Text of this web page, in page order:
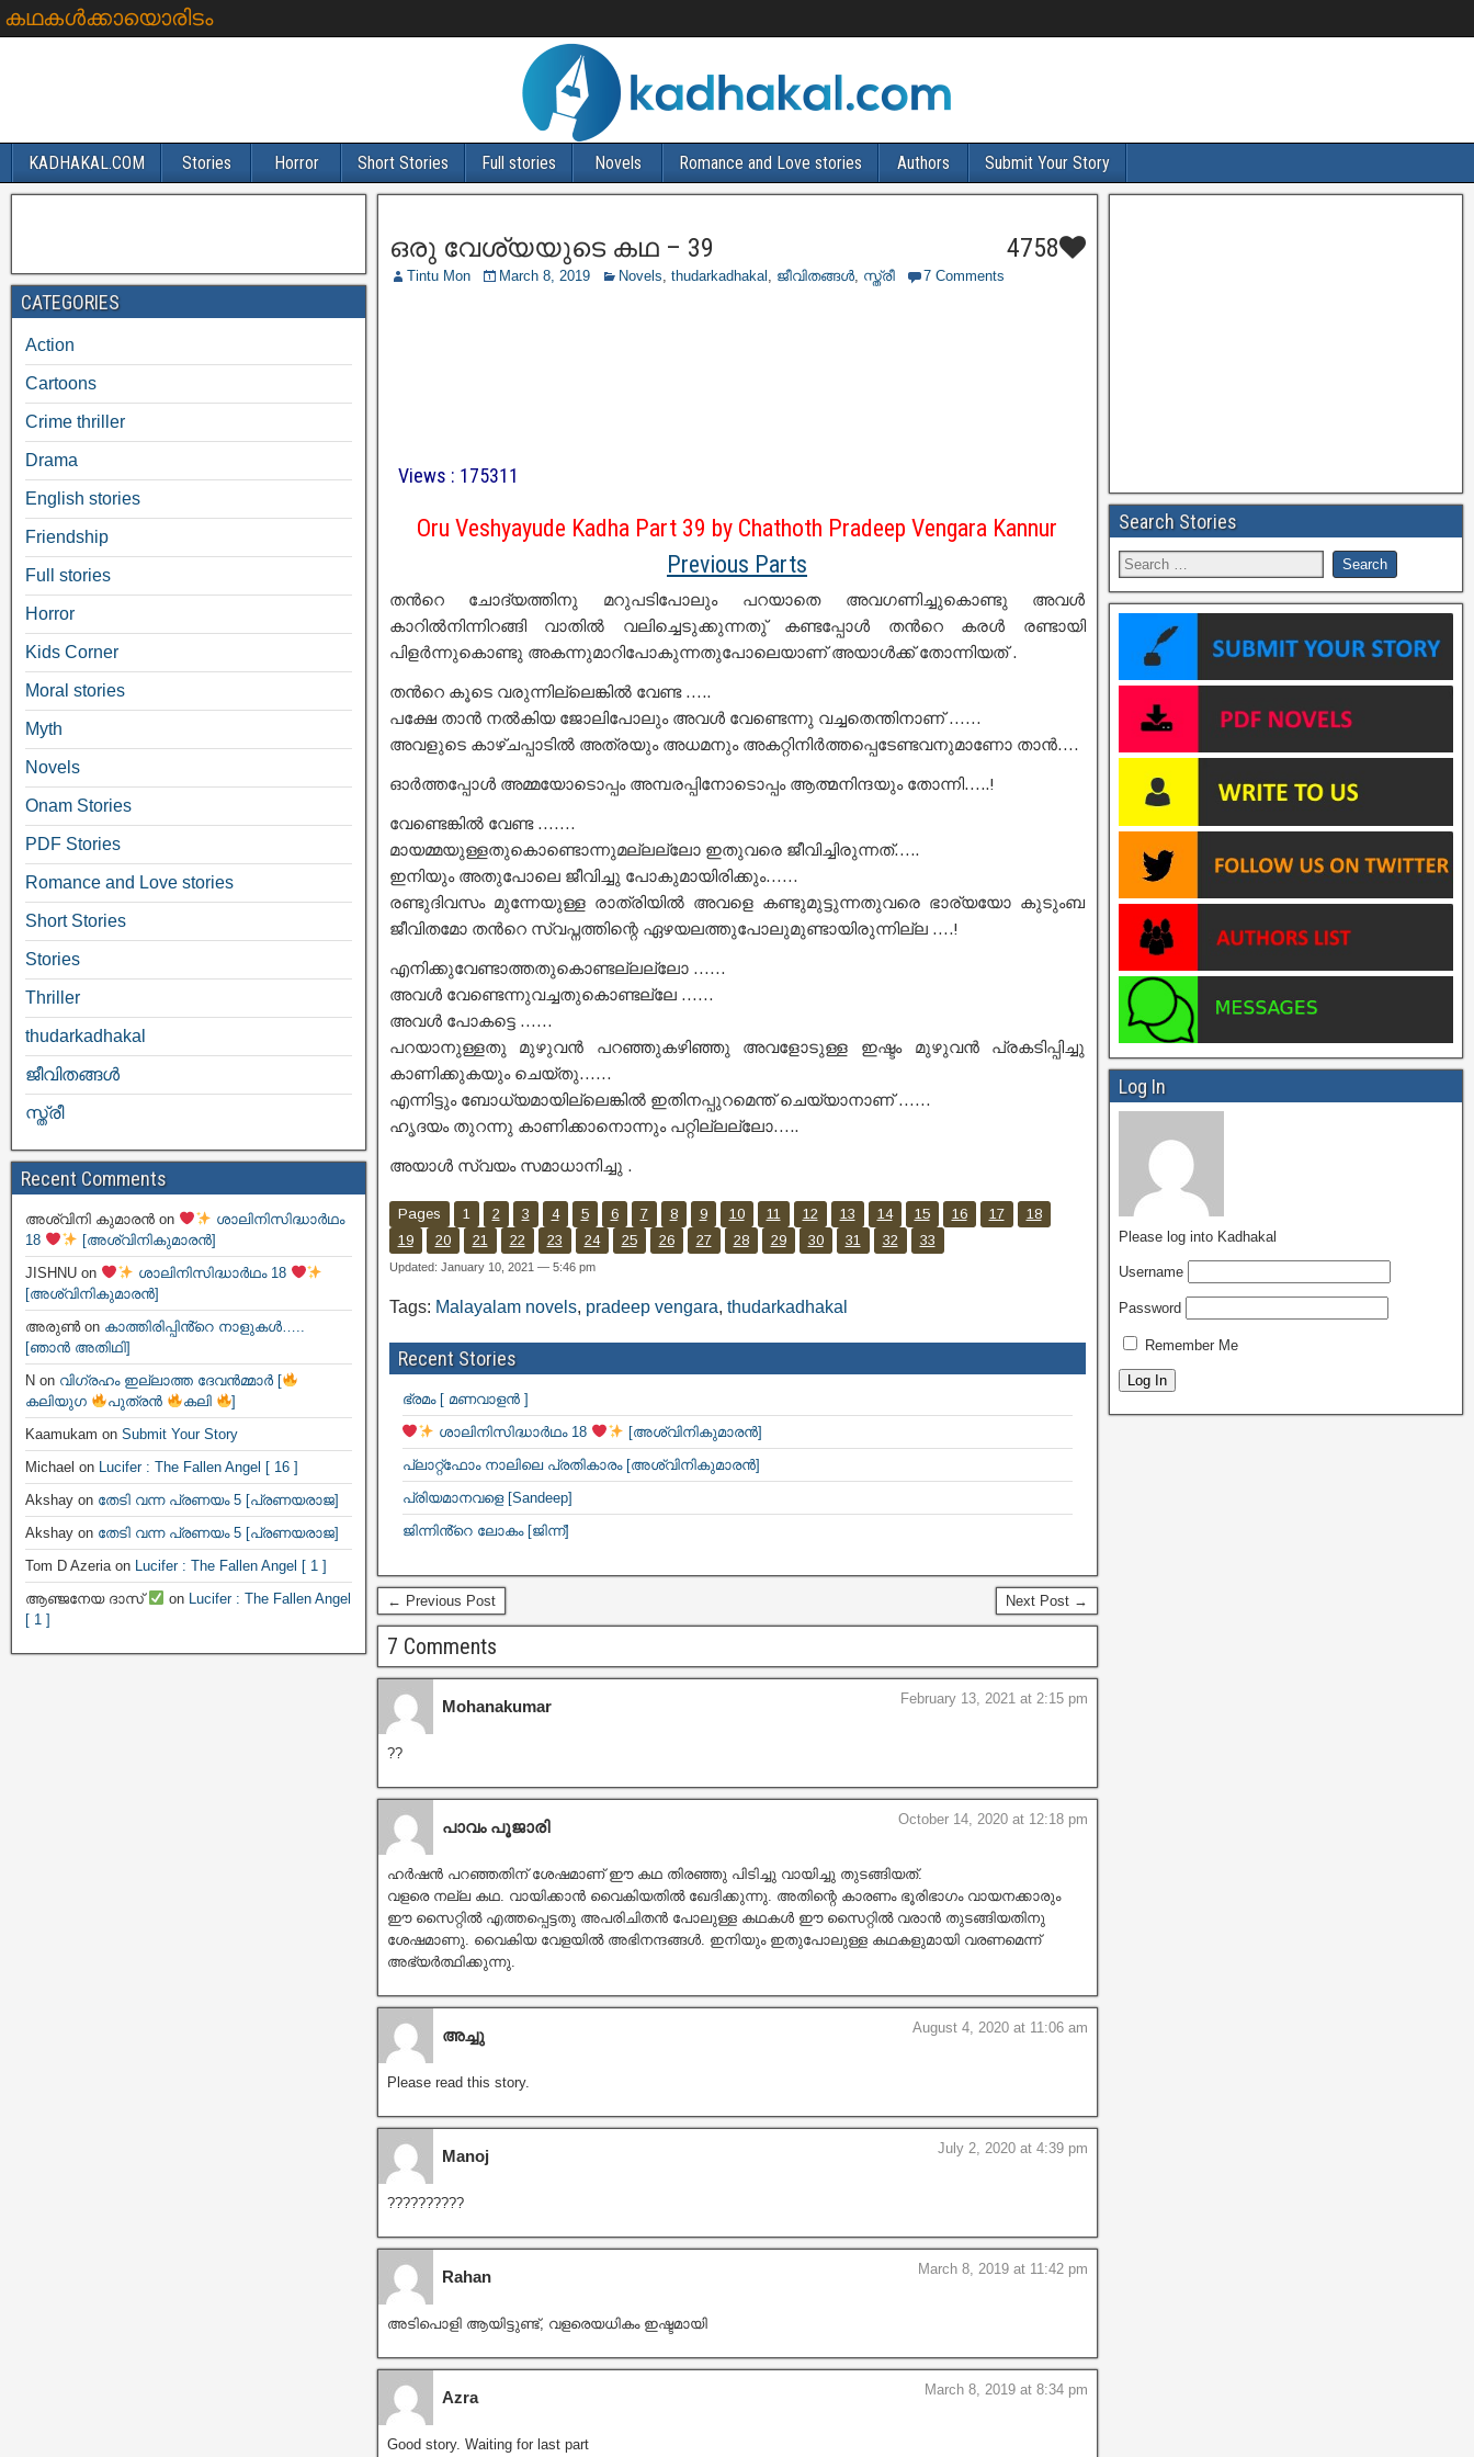
കഥകൾക്കായൊരിടം
KADHAKAL.COM Stories Horror Short Stories Full stories Novels Romance and Love stories Authors Submit Your Story
ഒരു വേശ്യയുടെ കഥ – 39 4758
Tintu Mon March 8, 2019 Novels, thudarkadhakal , ജീവിതങ്ങള്‍, സ്ത്രീ 7 Comments
Views : 175311
Oru Veshyayude Kadha Part 39 by Chathoth Pradeep Vengara Kannur
Previous Parts
തൻറെ ചോദ്യത്തിനു മറുപടിപോലും പറയാതെ അവഗണിച്ചുകൊണ്ടു അവൾ
കാറിൽനിന്നിറങ്ങി വാതിൽ വലിച്ചെടുക്കുന്നതു് കണ്ടപ്പോൾ തൻറെ കരൾ രണ്ടായി
പിളർന്നുകൊണ്ടു അകന്നുമാറിപോകുന്നതുപോലെയാണ് അയാൾക്ക് തോന്നിയത് .
തൻറെ കൂടെ വരുന്നില്ലെങ്കിൽ വേണ്ട …..
പക്ഷേ താൻ നൽകിയ ജോലിപോലും അവൾ വേണ്ടെന്നു വച്ചതെന്തിനാണ് ……
അവളുടെ കാഴ്ചപ്പാടിൽ അത്രയും അധമനും അകറ്റിനിർത്തപ്പെടേണ്ടവനുമാണോ താൻ….
ഓർത്തപ്പോൾ അമ്മയോടൊപ്പം അമ്പരപ്പിനോടൊപ്പം ആത്മനിന്ദയും തോന്നി…..!
വേണ്ടെങ്കിൽ വേണ്ട …….
മായമ്മയുള്ളതുകൊണ്ടൊന്നുമല്ലല്ലോ ഇതുവരെ ജീവിച്ചിരുന്നത്…..
ഇനിയും അതുപോലെ ജീവിച്ചു പോകുമായിരിക്കും……
രണ്ടുദിവസം മുന്നേയുള്ള രാത്രിയിൽ അവളെ കണ്ടുമുട്ടുന്നതുവരെ ഭാര്യയോ കുടുംബ
ജീവിതമോ തൻറെ സ്വപ്നത്തിന്റെ ഏഴയലത്തുപോലുമുണ്ടായിരുന്നില്ല ….!
എനിക്കുവേണ്ടാത്തതുകൊണ്ടല്ലല്ലോ ……
അവൾ വേണ്ടെന്നുവച്ചതുകൊണ്ടല്ലേ ……
അവൾ പോകട്ടെ ……
പറയാനുള്ളതു മുഴുവൻ പറഞ്ഞുകഴിഞ്ഞു അവളോടുള്ള ഇഷ്ടം മുഴുവൻ പ്രകടിപ്പിച്ചു
കാണിക്കുകയും ചെയ്തു……
എന്നിട്ടും ബോധ്യമായില്ലെങ്കിൽ ഇതിനപ്പുറമെന്ത് ചെയ്യാനാണ് ……
ഹൃദയം തുറന്നു കാണിക്കാനൊന്നും പറ്റില്ലല്ലോ…..
അയാൾ സ്വയം സമാധാനിച്ചു .
Pages 1 2 3 4 5 6 7 8 9 10 11 12 13 14 15 16 17
18
19
20 21 22 23 24 25 26 27 28 29 30 31 32 33
Updated: January 10, 2021 — 5:46 pm
Tags: Malayalam novels, pradeep vengara, thudarkadhakal
Recent Stories
ഭ്രമം [ മണവാളൻ ]
ശാലിനിസിദ്ധാർഥം 18
[അശ്വിനികുമാരൻ]
പ്ലാറ്റ്ഫോം നാലിലെ പ്രതികാരം [അശ്വിനികുമാരൻ]
പ്രിയമാനവളെ [Sandeep]
ജിന്നിൻ്റെ ലോകം [ജിന്ന്]
← Previous Post Next Post →
7 Comments
Mohanakumar February 13, 2021 at 2:15 pm
??
പാവം പൂജാരി October 14, 2020 at 12:18 pm
ഹർഷൻ പറഞ്ഞതിന് ശേഷമാണ് ഈ കഥ തിരഞ്ഞു പിടിച്ചു വായിച്ചു തുടങ്ങിയത്.
വളരെ നല്ല കഥ. വായിക്കാൻ വൈകിയതിൽ ഖേദിക്കുന്നു. അതിന്റെ കാരണം ഭൂരിഭാഗം വായനക്കാരും
ഈ സൈറ്റിൽ എത്തപ്പെട്ടതു അപരിചിതൻ പോലുള്ള കഥകൾ ഈ സൈറ്റിൽ വരാൻ തുടങ്ങിയതിനു
ശേഷമാണു. വൈകിയ വേളയിൽ അഭിനന്ദങ്ങൾ. ഇനിയും ഇതുപോലുള്ള കഥകളുമായി വരണമെന്ന്
അഭ്യർത്ഥിക്കുന്നു.
അച്ചു August 4, 2020 at 11:06 am
Please read this story.
Manoj July 2, 2020 at 4:39 pm
??????????
Rahan March 8, 2019 at 11:42 pm
അടിപൊളി ആയിട്ടുണ്ട്, വളരെയധികം ഇഷ്ടമായി
Azra March 8, 2019 at 8:34 pm
Good story. Waiting for last part
CATEGORIES
Action
Cartoons
Crime thriller
Drama
English stories
Friendship
Full stories
Horror
Kids Corner
Moral stories
Myth
Novels
Onam Stories
PDF Stories
Romance and Love stories
Short Stories
Stories
Thriller
thudarkadhakal
ജീവിതങ്ങള്‍
സ്ത്രീ
Recent Comments
അശ്വിനി കുമാരൻ on
ശാലിനിസിദ്ധാർഥം
18
[അശ്വിനികുമാരൻ]
JISHNU on
ശാലിനിസിദ്ധാർഥം 18
[അശ്വിനികുമാരൻ]
അരുൺon കാത്തിരിപ്പിൻ്റെ നാളുകൾ…..
[ഞാൻ അതിഥി]
N on വിഗ്രഹം ഇല്ലാത്ത ദേവൻമ്മാർ [
കലിയുഗ
പുത്രൻ കലി
]
Kaamukam on Submit Your Story
Michael on Lucifer : The Fallen Angel [ 16 ]
Akshay on തേടി വന്ന പ്രണയം 5 [പ്രണയരാജ]
Akshay on തേടി വന്ന പ്രണയം 5 [പ്രണയരാജ]
Tom D Azeriaon Lucifer : The Fallen Angel [ 1 ]
ആഞ്ജനേയ ദാസ്
on Lucifer : The Fallen Angel
[ 1 ]
Search Stories
Log In
Please log into Kadhakal
Username
Password
Remember Me